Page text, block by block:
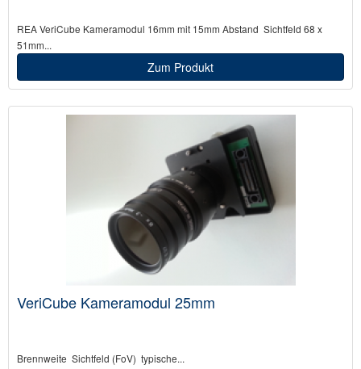
REA VeriCube Kameramodul 16mm mit 15mm Abstand Sichtfeld 68 x
51mm...
Zum Produkt
VeriCube Kameramodul 25mm
Brennweite Sichtfeld (FoV) typische...